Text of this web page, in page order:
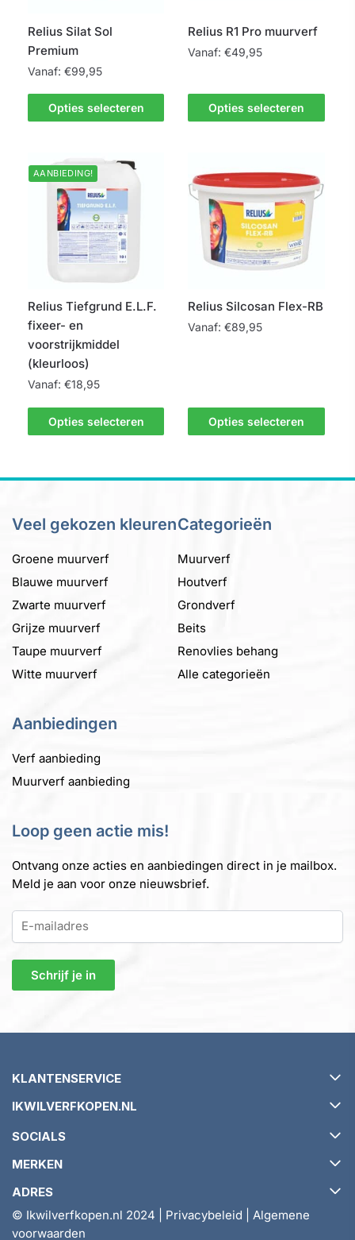
productpagina
de
productpagina
Relius Silat Sol
Premium
Vanaf: €99,95
Opties selecteren
product
meerdere
variaties.
gekozen
worden
de
productpagina
Relius R1 Pro muurverf
Vanaf:€49,95
Opties selecteren
product
heeft
Deze
optie
gekozen
worden
productpagina
AANBIEDING!
Relius Tiefgrund E.L.F.
fixeer- en
voorstrijkmiddel
(kleurloos)
Vanaf: €18,95
Opties selecteren
product
optie
gekozen
worden
op
de
productpagina
Relius Silcosan Flex-RB
Vanaf:€89,95
Opties selecteren
meerdere
variaties.
worden
de
productpagina
Veel gekozen kleuren
Groene muurverf
Blauwe muurverf
Zwarte muurverf
Grijze muurverf
Taupe muurverf
Witte muurverf
Categorieën
Muurverf
Houtverf
Grondverf
Beits
Renovlies behang
Alle categorieën
Aanbiedingen
Verf aanbieding
Muurverf aanbieding
Loop geen actie mis!
Ontvang onze acties en aanbiedingen direct in je mailbox.
Meld je aan voor onze nieuwsbrief.
KLANTENSERVICE
Retourneren en ruilen
Garantie en klachtenbeleid
Veelgestelde vragen (FAQ)
Account
IKWILVERFKOPEN.NL
Over ikwilverfkopen.nl
Algemene voorwaarden
Tips & Tricks
SOCIALS
MERKEN
Graphenstone
ADRES
Ikwilverfkopen.nl
© Ikwilverfkopen.nl 2024 | Privacybeleid
Algemene
voorwaarden